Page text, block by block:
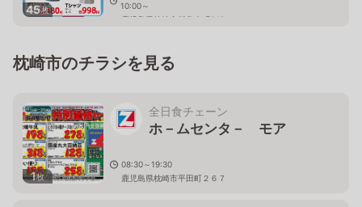
45枚
10:00～
鹿児島県枕崎市板敷南町349
枕崎市のチラシを見る
1枚
全日食チェーン
ホ－ムセンタ－ モア
08:30～19:30
鹿児島県枕崎市平田町２６７